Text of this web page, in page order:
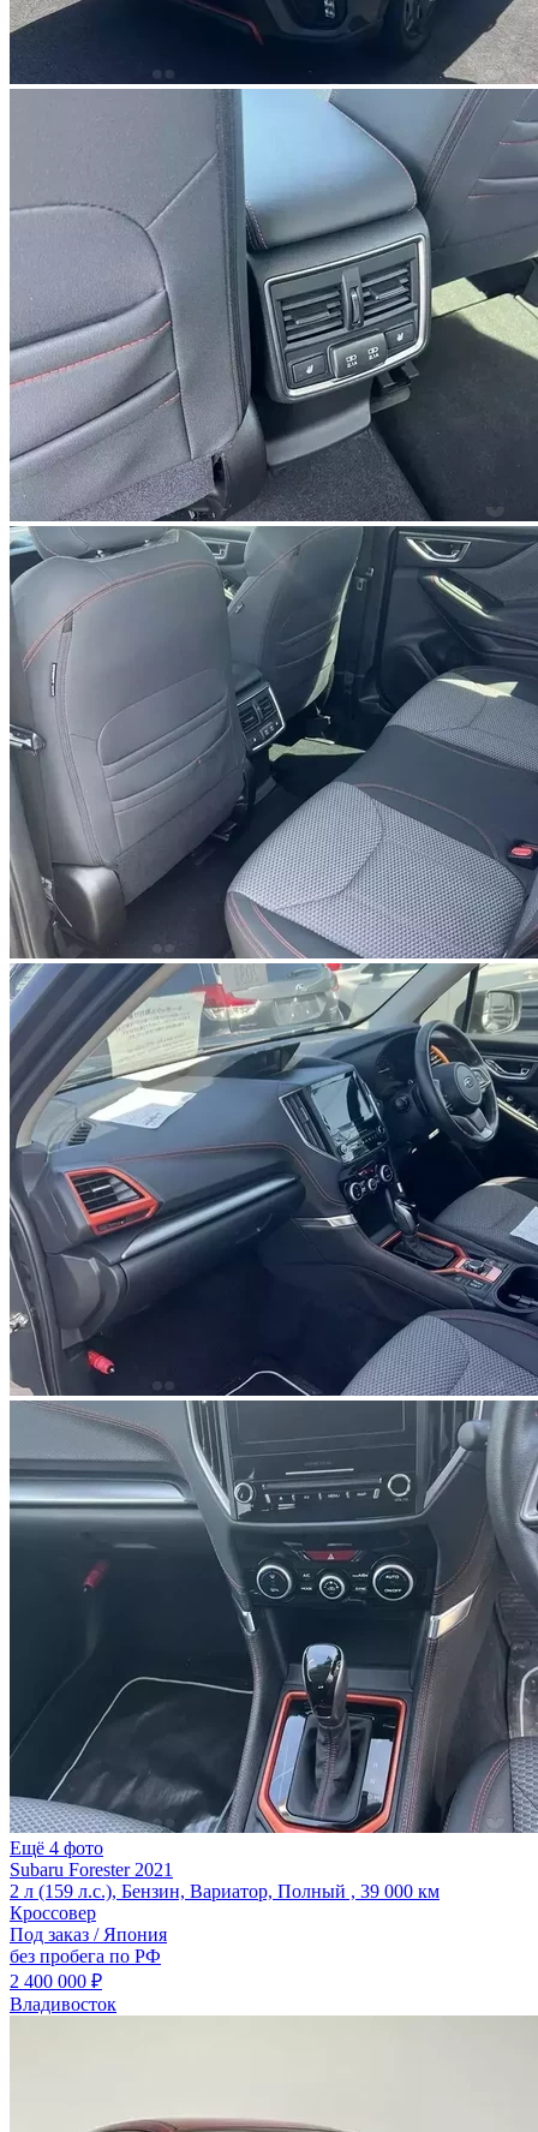
Ещё 4 фото
Subaru Forester 2021
2 л (159 л.с.), Бензин, Вариатор, Полный , 39 000 км
Кроссовер
Под заказ / Япония
без пробега по РФ
2 400 000 ₽
Владивосток